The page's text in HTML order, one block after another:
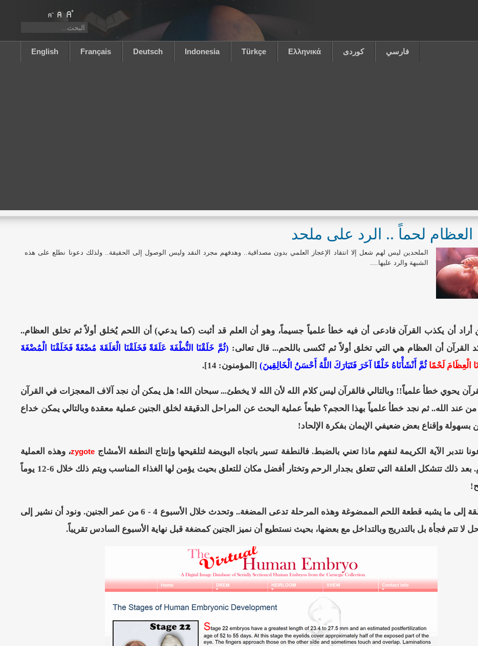
English Français Deutsch Indonesia Türkçe Ελληνικά كوردى فارسي
لحماً .. الرد على ملحد
الملحدين ليس لهم شعل إلا انتقاد الإعجاز العلمي بدون مصداقية.. وهدفهم مجرد النقد وليس الوصول إلى الحقيقة.. ولذلك دعونا نطلع على هذه
الشبهة والرد عليها....
أراد أن يكذب القرآن فادعى أن فيه خطأ علمياً جسيماً، وهو أن العلم قد أثبت (كما يدعي) أن اللحم يُخلق أولاً ثم تخلق العظام..
القرآن أن العظام هي التي تخلق أولاً ثم تُكسى باللحم... قال تعالى: (ثُمَّ خَلَقْنَا النُّطْفَةَ عَلَقَةً فَخَلَقْنَا الْعَلَقَةَ مُضْغَةً فَخَلَقْنَا الْمُضْغَةَ
الْعِظَامَ لَحْمًا ثُمَّ أَنْشَأْنَاهُ خَلْقًا آخَرَ فَتَبَارَكَ اللَّهُ أَحْسَنُ الْخَالِقِينَ)[المؤمنون: 14] .
يحوي خطأ علمياً!! وبالتالي فالقرآن ليس كلام الله لأن الله لا يخطئ... سبحان الله! هل يمكن أن نجد آلاف المعجزات في القرآن
من عند الله.. ثم نجد خطأ علمياً بهذا الحجم؟ طبعاً عملية البحث عن المراحل الدقيقة لخلق الجنين عملية معقدة وبالتالي يمكن خداع
بسهولة وإقناع بعض ضعيفي الإيمان بفكرة الإلحاد!
نتدبر الآية الكريمة لنفهم ماذا تعني بالضبط. فالنطفة تسير باتجاه البويضة لتلقيحها وإنتاج النطفة الأمشاج zygote، وهذه العملية
تأخذ عدة أيام. بعد ذلك تتشكل العلقة التي تتعلق بجدار الرحم وتختار أفضل مكان للتعلق بحيث يؤمن لها الغذاء المناسب ويتم ذلك خلال 6-12 يوماً
ثم تتحول العلقة إلى ما يشبه قطعة اللحم الممضوغة وهذه المرحلة تدعى المضغة.. وتحدث خلال الأسبوع 4 - 6 من عمر الجنين. ونود أن نشير إلى
لا تتم فجأة بل بالتدريج وبالتداخل مع بعضها، بحيث نستطيع أن نميز الجنين كمضغة قبل نهاية الأسبوع السادس تقريباً.